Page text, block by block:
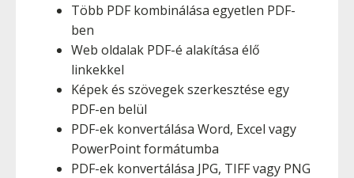
Több PDF kombinálása egyetlen PDF-
ben
Web oldalak PDF-é alakítása élő
linkekkel
Képek és szövegek szerkesztése egy
PDF-en belül
PDF-ek konvertálása Word, Excel vagy
PowerPoint formátumba
PDF-ek konvertálása JPG, TIFF vagy PNG